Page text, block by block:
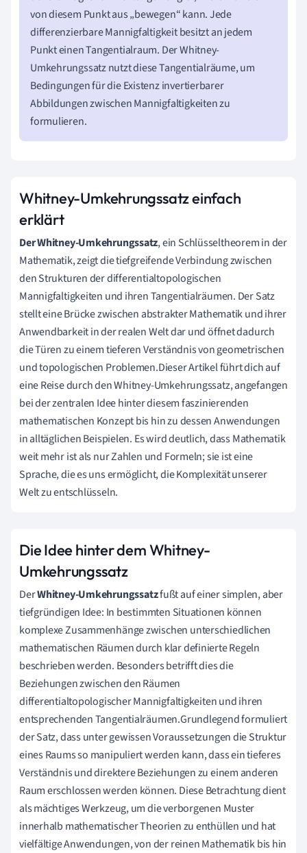
von diesem Punkt aus „bewegen“ kann. Jede
differenzierbare Mannigfaltigkeit besitzt an jedem
Punkt einen Tangentialraum. Der Whitney-
Umkehrungssatz nutzt diese Tangentialräume, um
Bedingungen für die Existenz invertierbarer
Abbildungen zwischen Mannigfaltigkeiten zu
formulieren.
Whitney-Umkehrungssatz einfach
erklärt
Der Whitney-Umkehrungssatz, ein Schlüsseltheorem in der
Mathematik, zeigt die tiefgreifende Verbindung zwischen
den Strukturen der differentialtopologischen
Mannigfaltigkeiten und ihren Tangentialräumen. Der Satz
stellt eine Brücke zwischen abstrakter Mathematik und ihrer
Anwendbarkeit in der realen Welt dar und öffnet dadurch
die Türen zu einem tieferen Verständnis von geometrischen
und topologischen Problemen.Dieser Artikel führt dich auf
eine Reise durch den Whitney-Umkehrungssatz, angefangen
bei der zentralen Idee hinter diesem faszinierenden
mathematischen Konzept bis hin zu dessen Anwendungen
in alltäglichen Beispielen. Es wird deutlich, dass Mathematik
weit mehr ist als nur Zahlen und Formeln; sie ist eine
Sprache, die es uns ermöglicht, die Komplexität unserer
Welt zu entschlüsseln.
Die Idee hinter dem Whitney-
Umkehrungssatz
DerWhitney-Umkehrungssatzfußt auf einer simplen, aber
tiefgründigen Idee: In bestimmten Situationen können
komplexe Zusammenhänge zwischen unterschiedlichen
mathematischen Räumen durch klar definierte Regeln
beschrieben werden. Besonders betrifft dies die
Beziehungen zwischen den Räumen
differentialtopologischer Mannigfaltigkeiten und ihren
entsprechenden Tangentialräumen.Grundlegend formuliert
der Satz, dass unter gewissen Voraussetzungen die Struktur
eines Raums so manipuliert werden kann, dass ein tieferes
Verständnis und direktere Beziehungen zu einem anderen
Raum erschlossen werden können. Diese Betrachtung dient
als mächtiges Werkzeug, um die verborgenen Muster
innerhalb mathematischer Theorien zu enthüllen und hat
vielfältige Anwendungen, von der reinen Mathematik bis hin